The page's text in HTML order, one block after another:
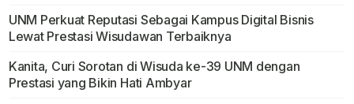
UNM Perkuat Reputasi Sebagai Kampus Digital Bisnis
Lewat Prestasi Wisudawan Terbaiknya
Kanita, Curi Sorotan di Wisuda ke-39 UNM dengan
Prestasi yang Bikin Hati Ambyar